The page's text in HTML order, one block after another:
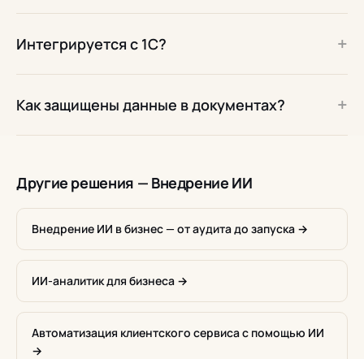
Интегрируется с 1С? +
Как защищены данные в документах? +
Другие решения — Внедрение ИИ
Внедрение ИИ в бизнес — от аудита до запуска →
ИИ-аналитик для бизнеса →
Автоматизация клиентского сервиса с помощью ИИ
→